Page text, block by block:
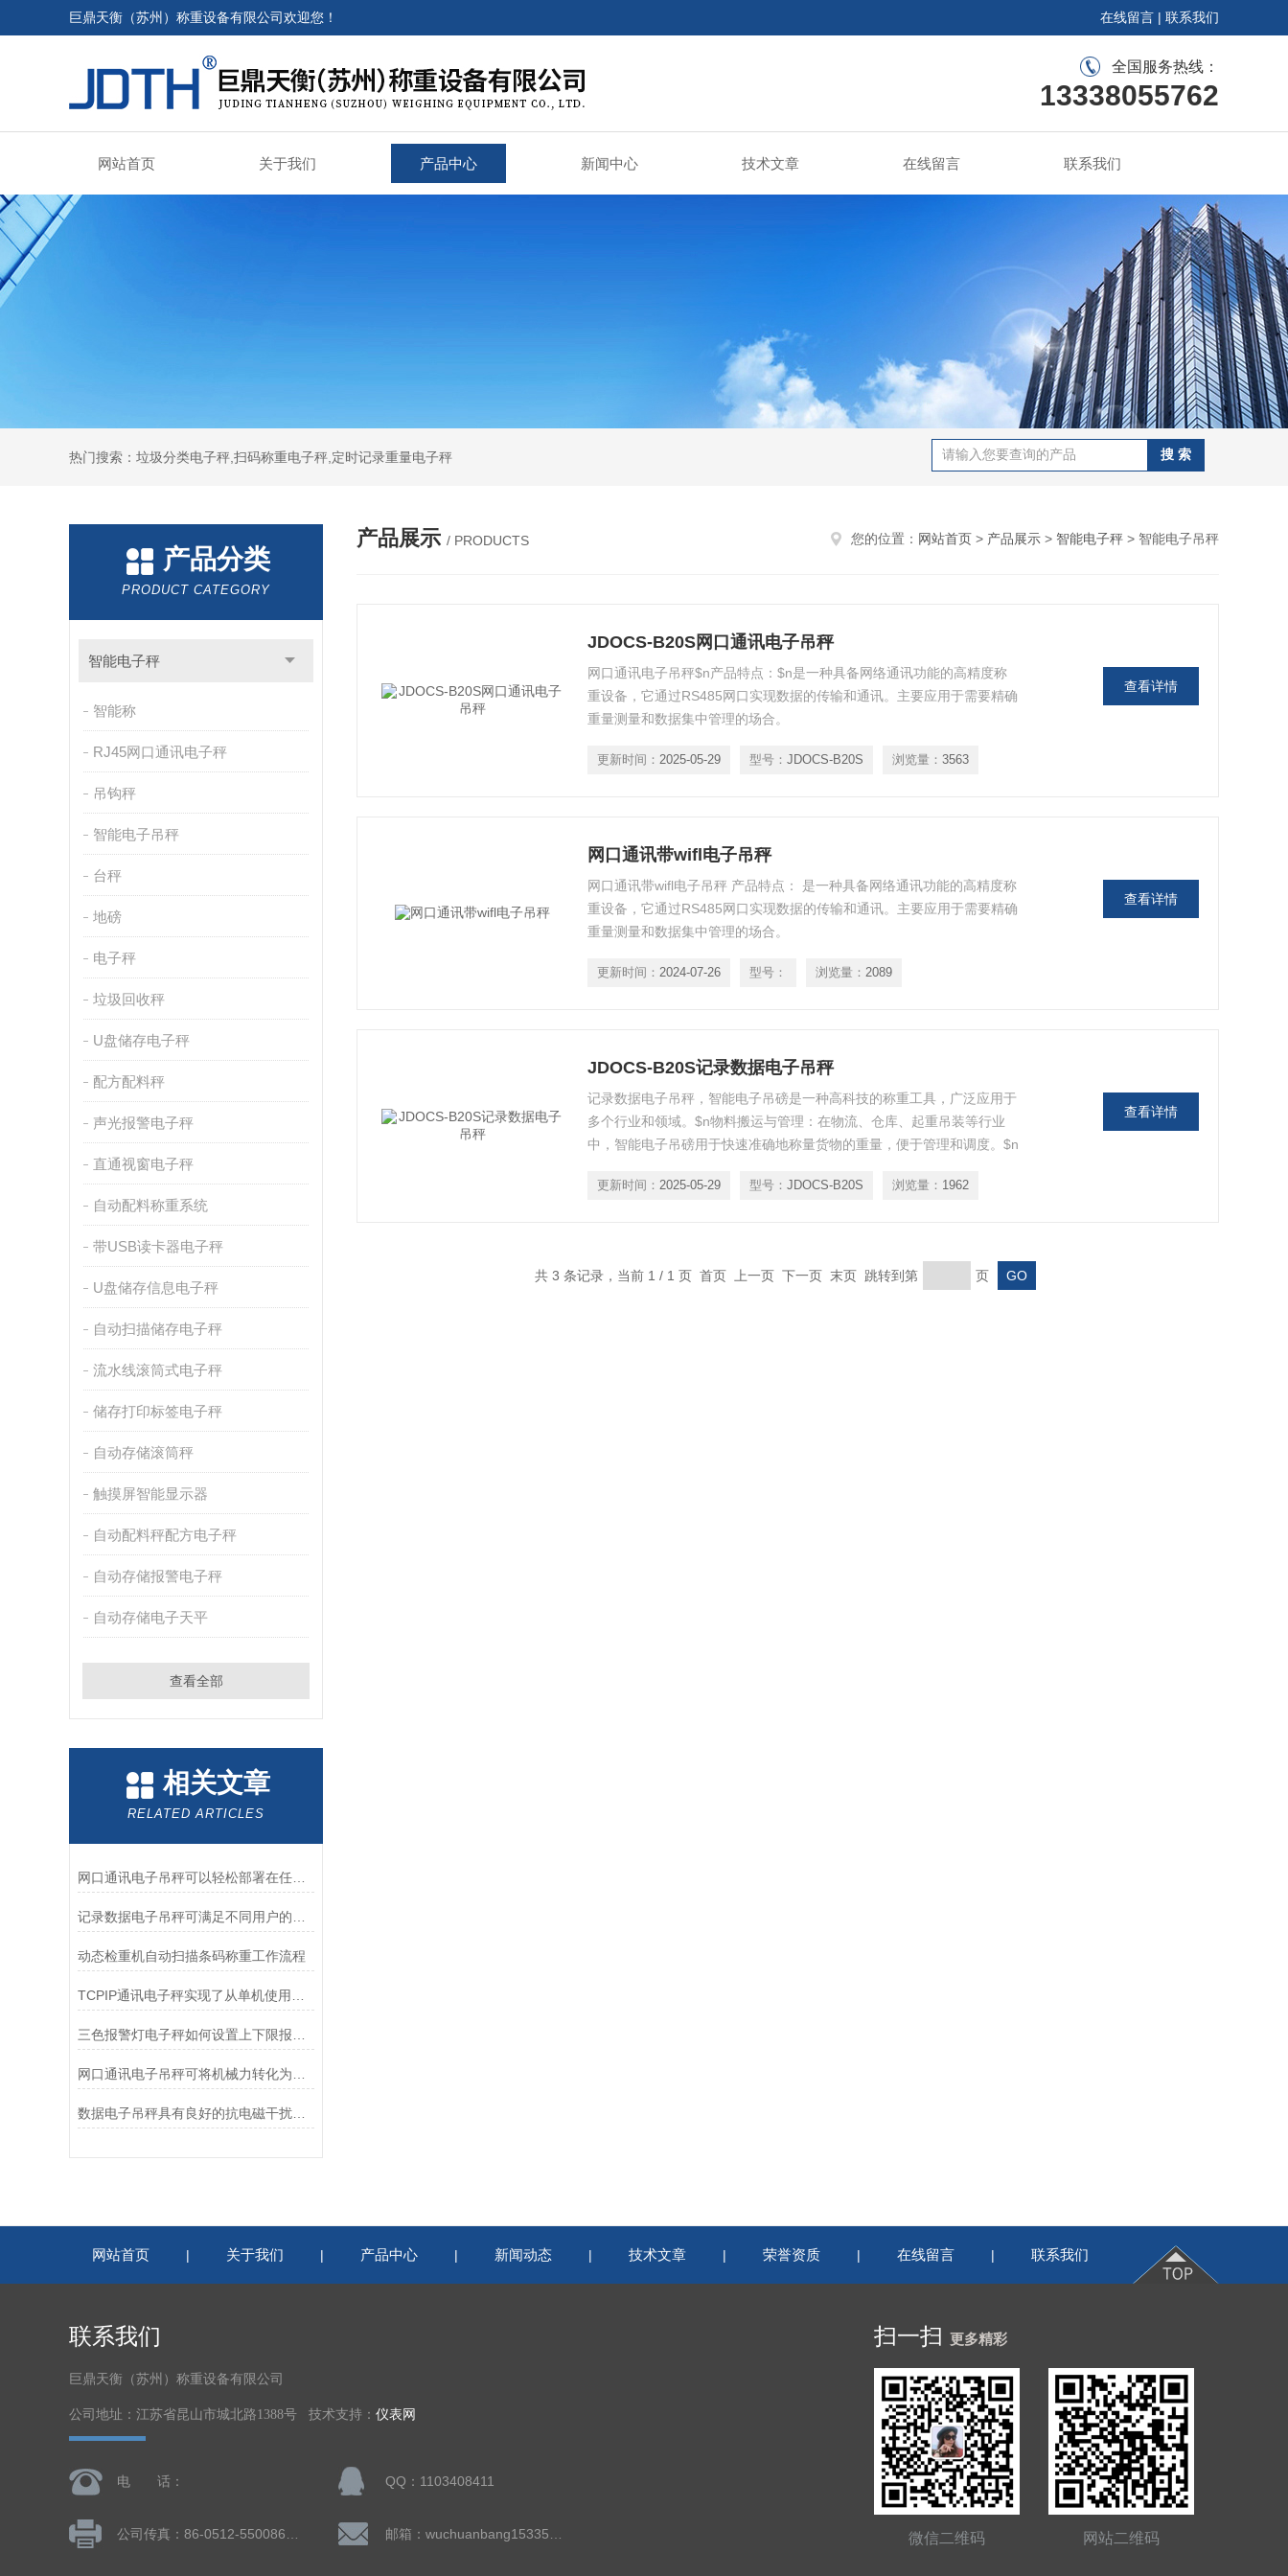
巨鼎天衡（苏州）称重设备有限公司欢迎您！ 在线留言 | 联系我们
全国服务热线：
13338055762
网站首页 关于我们 产品中心 新闻中心 技术文章 在线留言 联系我们
热门搜索：垃圾分类电子秤,扫码称重电子秤,定时记录重量电子秤
产品分类
PRODUCT CATEGORY
智能电子秤
智能称
RJ45网口通讯电子秤
吊钩秤
智能电子吊秤
台秤
地磅
电子秤
垃圾回收秤
U盘储存电子秤
配方配料秤
声光报警电子秤
直通视窗电子秤
自动配料称重系统
带USB读卡器电子秤
U盘储存信息电子秤
自动扫描储存电子秤
流水线滚筒式电子秤
储存打印标签电子秤
自动存储滚筒秤
触摸屏智能显示器
自动配料秤配方电子秤
自动存储报警电子秤
自动存储电子天平
查看全部
相关文章
RELATED ARTICLES
网口通讯电子吊秤可以轻松部署在任何工作区域中
动态检重机自动扫描条码称重工作流程
数据电子吊秤具有良好的抗电磁干扰性能
产品展示 / PRODUCTS 您的位置： 网站首页 > 产品展示 > 智能电子秤 > 智能电子吊秤
JDOCS-B20S网口通讯电子吊秤
网口通讯电子吊秤$n产品特点：$n是一种具备网络通讯功能的高精度称
重设备，它通过RS485网口实现数据的传输和通讯。主要应用于需要精确
重量测量和数据集中管理的场合。
更新时间： 2025-05-29 型号： JDOCS-B20S 浏览量： 3563
查看详情
网口通讯带wifl电子吊秤
网口通讯带wifl电子吊秤 产品特点： 是一种具备网络通讯功能的高精度称
重设备，它通过RS485网口实现数据的传输和通讯。主要应用于需要精确
重量测量和数据集中管理的场合。
更新时间： 2024-07-26 型号： 浏览量： 2089
查看详情
JDOCS-B20S记录数据电子吊秤
记录数据电子吊秤，智能电子吊磅是一种高科技的称重工具，广泛应用于
多个行业和领域。$n物料搬运与管理：在物流、仓库、起重吊装等行业
中，智能电子吊磅用于快速准确地称量货物的重量，便于管理和调度。$n
量，确保生产过程中材料用量的精确，从而控制成本和提高产品质量。
更新时间： 2025-05-29 型号： JDOCS-B20S 浏览量： 1962
查看详情
共 3 条记录，当前 1 / 1 页 首页 上一页 下一页 末页 跳转到第 页
网站首页 | 关于我们 | 产品中心 | 新闻动态 | 技术文章 | 荣誉资质 | 在线留言 | 联系我们
联系我们
巨鼎天衡（苏州）称重设备有限公司
公司地址：江苏省昆山市城北路1388号 技术支持： 仪表网
电 话： QQ：1103408411
扫一扫 更多精彩
微信二维码 网站二维码